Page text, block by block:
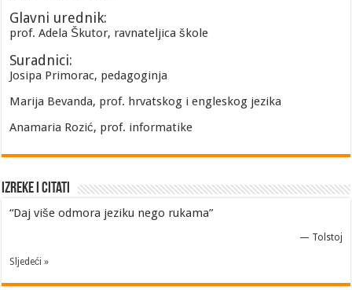
Glavni urednik:
prof. Adela Škutor, ravnateljica škole
Suradnici:
Josipa Primorac, pedagoginja
Marija Bevanda, prof. hrvatskog i engleskog jezika
Anamaria Rozić, prof. informatike
Izreke i Citati
“Daj više odmora jeziku nego rukama”
— Tolstoj
Sljedeći »